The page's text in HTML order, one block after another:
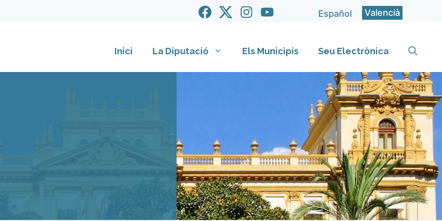
Español Valencià
Inici La Diputació Els Municipis Seu Electrònica